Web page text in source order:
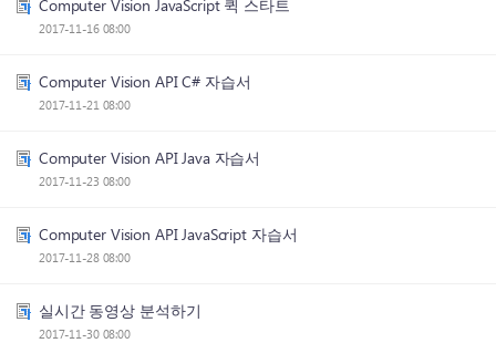
Computer Vision JavaScript 퀵 스타트
2017-11-16 08:00
Computer Vision API C# 자습서
2017-11-21 08:00
Computer Vision API Java 자습서
2017-11-23 08:00
Computer Vision API JavaScript 자습서
2017-11-28 08:00
실시간 동영상 분석하기
2017-11-30 08:00